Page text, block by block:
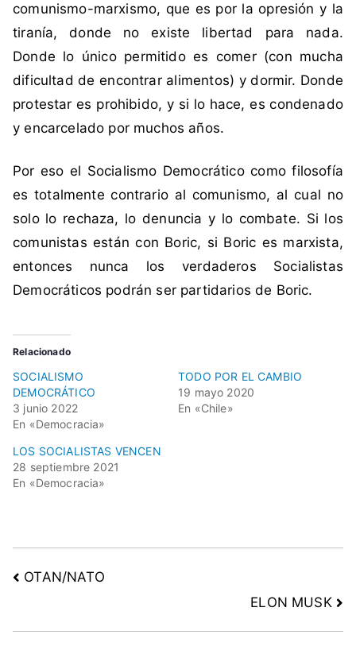
S
o
c
l
i
m
o
o
c
i
i
s
m
o
D
e
m
o
á
comunismo-marxismo, que es por la opresión y la
tiranía, donde no existe libertad para nada.
Donde lo único permitido es comer (con mucha
dificultad de encontrar alimentos) y dormir. Donde
protestar es prohibido, y si lo hace, es condenado
y encarcelado por muchos años.
Por eso el Socialismo Democrático como filosofía
es totalmente contrario al comunismo, al cual no
solo lo rechaza, lo denuncia y lo combate. Si los
comunistas están con Boric, si Boric es marxista,
entonces nunca los verdaderos Socialistas
Democráticos podrán ser partidarios de Boric.
Relacionado
SOCIALISMO
DEMOCRÁTICO
3 junio 2022
En «Democracia»
TODO POR EL CAMBIO
19 mayo 2020
En «Chile»
LOS SOCIALISTAS VENCEN
28 septiembre 2021
En «Democracia»
OTAN/NATO
ELON MUSK